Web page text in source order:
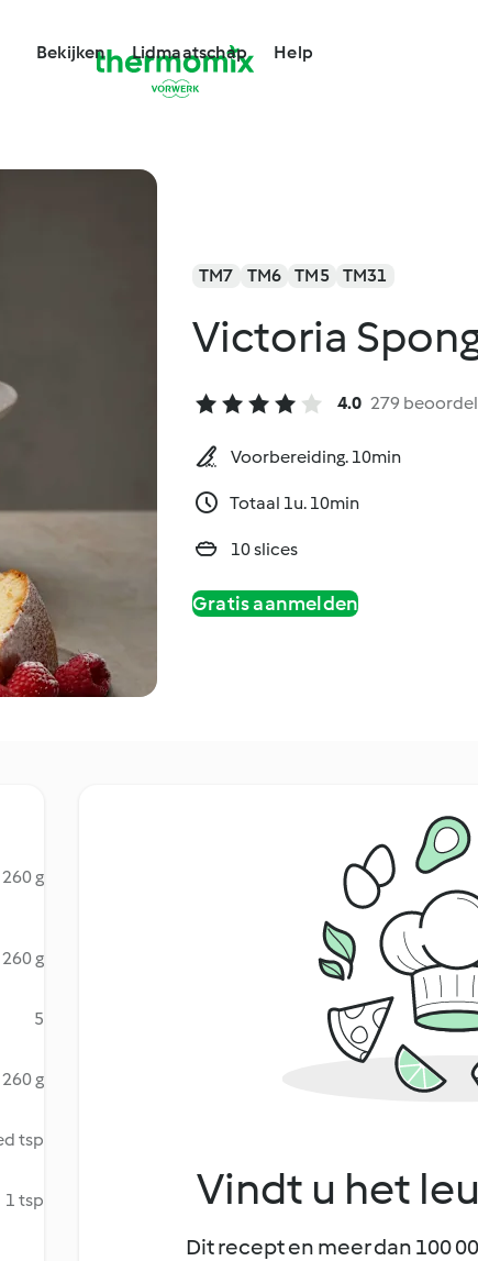
Bekijken Lidmaatschap Help
TM7 TM6 TM5 TM31
Victoria
4.0 279
Voorbereiding. 10min
Totaal 1u. 10min
10 slices
Gratis aanmelden
260 g
260 g
5
260 g
tsp
1 tsp Vindt u het
Dit recept en meer dan 100